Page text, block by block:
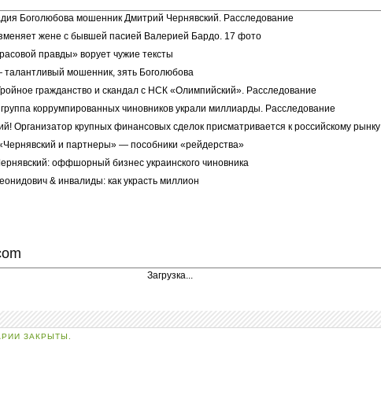
Боголюбова мошенник Дмитрий Чернявский. Расследование
жене с бывшей пасией Валерией Бардо. 17 фото
правды» ворует чужие тексты
мошенник, зять Боголюбова
гражданство и скандал с НСК «Олимпийский». Расследование
коррумпированных чиновников украли миллиарды. Расследование
Организатор крупных финансовых сделок присматривается к российскому рынку
и партнеры» — пособники «рейдерства»
оффшорный бизнес украинского чиновника
& инвалиды: как украсть миллион
Загрузка...
ЗАКРЫТЫ.